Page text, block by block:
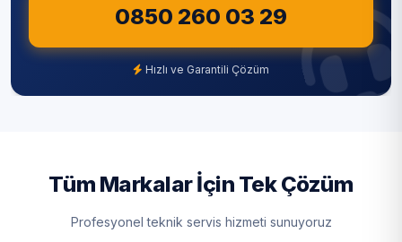
Şişli
Tuzla
Üsküdar
Zeytinburnu
0850 260 03 29
Hızlı ve Garantili Çözüm
Tüm Markalar İçin Tek Çözüm
Profesyonel teknik servis hizmeti sunuyoruz